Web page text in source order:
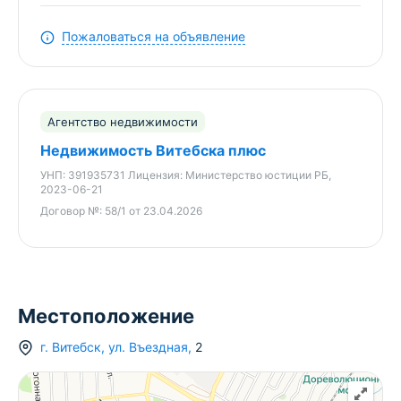
Пожаловаться на объявление
Агентство недвижимости
Недвижимость Витебска плюс
УНП: 391935731 Лицензия: Министерство юстиции РБ,
2023-06-21
Договор №: 58/1 от 23.04.2026
Местоположение
г. Витебск, ул. Въездная, 2